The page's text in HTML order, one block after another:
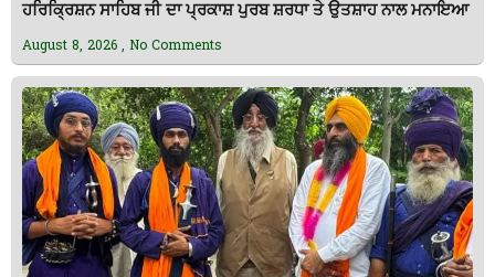
ਹਰਿਕ੍ਰਿਸ਼ਨ ਸਾਹਿਬ ਜੀ ਦਾ ਪ੍ਰਕਾਸ਼ ਪੁਰਬ ਸ਼ਰਧਾ ਤੇ ਉਤਸ਼ਾਹ ਨਾਲ ਮਨਾਇਆ
August 8, 2026 No Comments